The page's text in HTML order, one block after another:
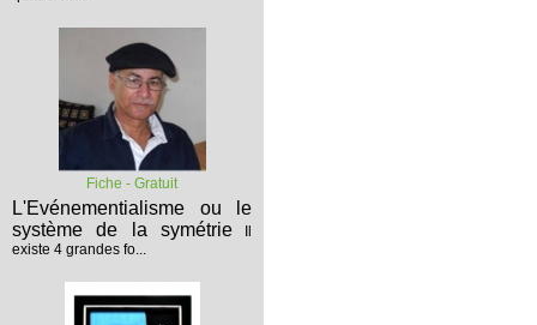
Fiche - Gratuit
L'Evénementialisme ou le
système de la symétrie
existe 4 grandes fo...